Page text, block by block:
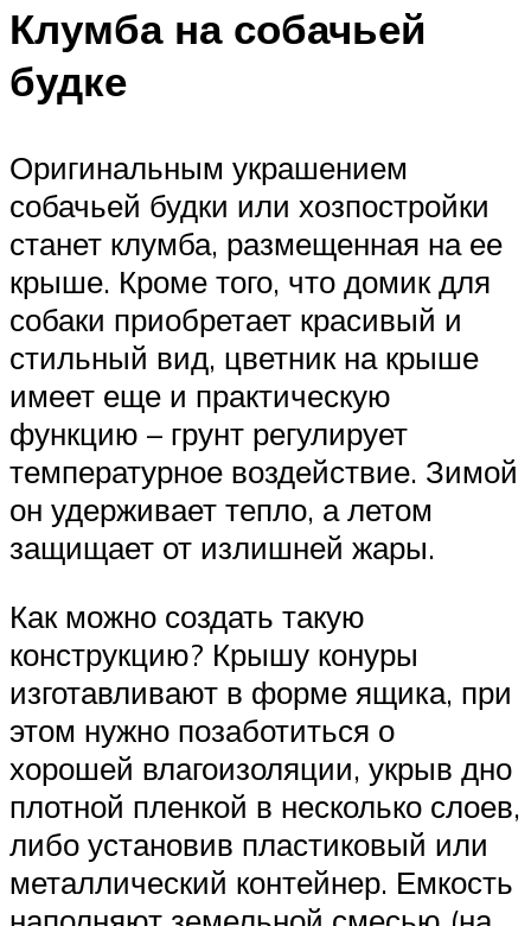
Клумба на собачьей
будке
Оригинальным украшением
собачьей будки или хозпостройки
станет клумба, размещенная на ее
крыше. Кроме того, что домик для
собаки приобретает красивый и
стильный вид, цветник на крыше
имеет еще и практическую
функцию – грунт регулирует
температурное воздействие. Зимой
он удерживает тепло, а летом
защищает от излишней жары.
Как можно создать такую
конструкцию? Крышу конуры
изготавливают в форме ящика, при
этом нужно позаботиться о
хорошей влагоизоляции, укрыв дно
плотной пленкой в несколько слоев,
либо установив пластиковый или
металлический контейнер. Емкость